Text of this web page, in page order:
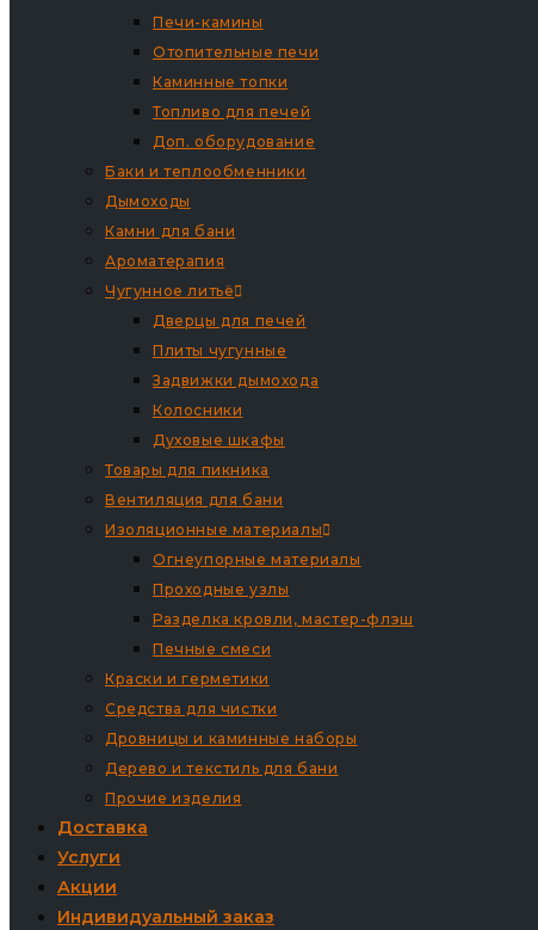
Печи-камины
Отопительные печи
Каминные топки
Топливо для печей
Доп. оборудование
Баки и теплообменники
Дымоходы
Камни для бани
Ароматерапия
Чугунное литьё
Дверцы для печей
Плиты чугунные
Задвижки дымохода
Колосники
Духовые шкафы
Товары для пикника
Вентиляция для бани
Изоляционные материалы
Огнеупорные материалы
Проходные узлы
Разделка кровли, мастер-флэш
Печные смеси
Краски и герметики
Средства для чистки
Дровницы и каминные наборы
Дерево и текстиль для бани
Прочие изделия
Доставка
Услуги
Акции
Индивидуальный заказ